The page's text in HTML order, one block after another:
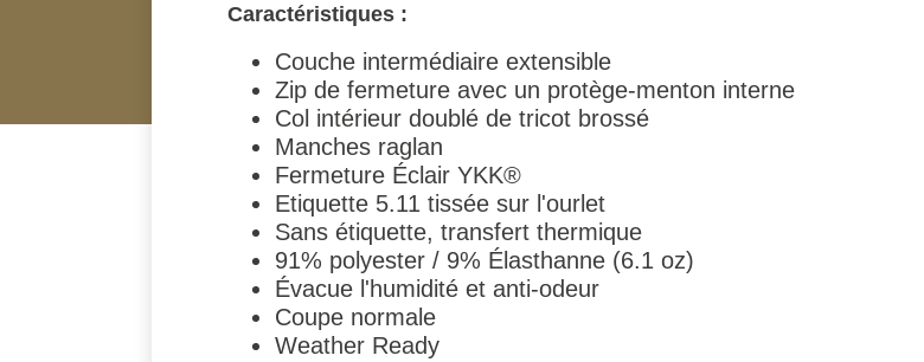
Caractéristiques :
Couche intermédiaire extensible
Zip de fermeture avec un protège-menton interne
Col intérieur doublé de tricot brossé
Manches raglan
Fermeture Éclair YKK®
Etiquette 5.11 tissée sur l'ourlet
Sans étiquette, transfert thermique
91% polyester / 9% Élasthanne (6.1 oz)
Évacue l'humidité et anti-odeur
Coupe normale
Weather Ready